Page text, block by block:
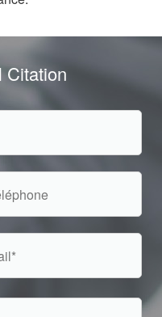
Citation